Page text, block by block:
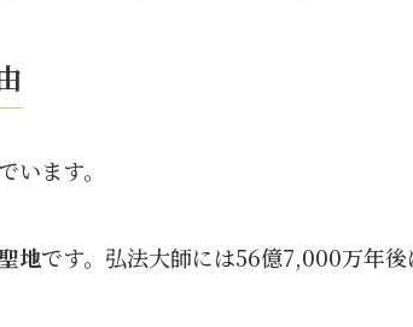
ます。
地です。弘法大師には56億7,000万年